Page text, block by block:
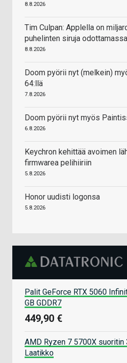
8.8.2026
Tim Culpan: Applella on
puhelinten siruja
8.8.2026
Doom pyörii nyt (melkein)
64:llä
7.8.2026
Doom pyörii nyt myös
6.8.2026
Keychron kehittää avoimen
firmwarea pelihiiriin
5.8.2026
Honor uudisti logonsa
5.8.2026
Palit GeForce RTX 5060
GB GDDR7
449,90 €
AMD Ryzen 7 5700X suoritin
Laatikko